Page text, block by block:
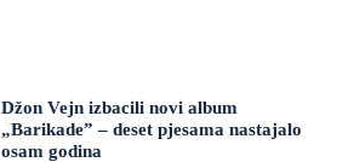
Džon Vejn izbacili novi album
„Barikade” – deset pjesama nastajalo
osam godina